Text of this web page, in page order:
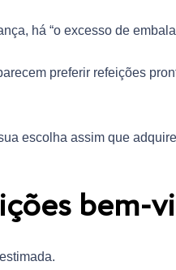
há “o excesso de
preferir refeições
escolha assim que
bem-